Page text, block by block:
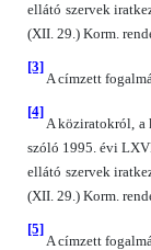
ellátó szervek
(XII. 29.) Korm.
[3]
A címzett
[4]
A köziratokról, a
szóló 1995. évi
ellátó szervek
(XII. 29.) Korm.
[5]
A címzett